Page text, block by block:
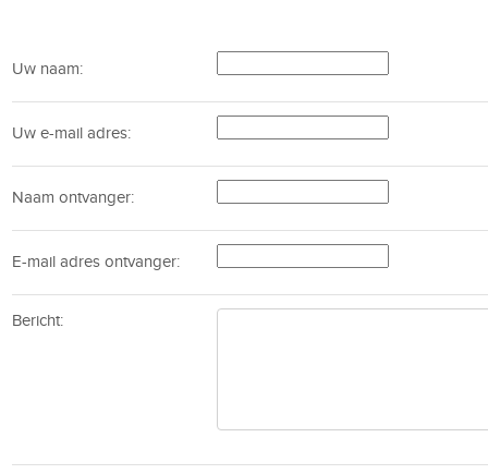
Uw naam:
Uw e-mail adres:
Naam ontvanger:
E-mail adres ontvanger:
Bericht: